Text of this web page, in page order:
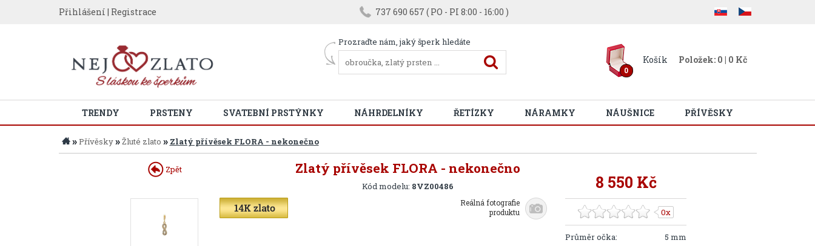
Přihlášení | Registrace 737 690 657 ( PO - PI 8:00 - 16:00 )
Prozraďte nám, jaký šperk hledáte
0
Košík Položek: 0 | 0 Kč
TRENDY PRSTENY SVATEBNÍ PRSTÝNKY NÁHRDELNÍKY ŘETÍZKY NÁRAMKY NÁUŠNICE PŘÍVĚSKY
»Přívěsky»Žluté zlato » Zlatý přívěsek FLORA - nekonečno
Zlatý přívěsek FLORA - nekonečno
Kód modelu: 8VZ00486
Zpět
Reálná fotografie
produktu
8 550 Kč
0x
Průměr očka:
5 mm